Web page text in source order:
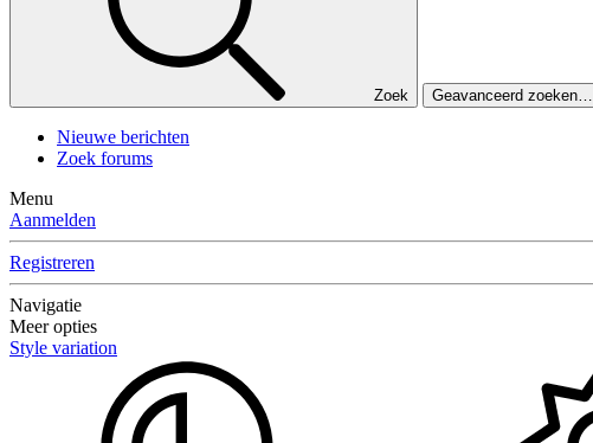
Zoek Geavanceerd zoeken…
Nieuwe berichten
Zoek forums
Menu
Aanmelden
Registreren
Navigatie
Meer opties
Style variation